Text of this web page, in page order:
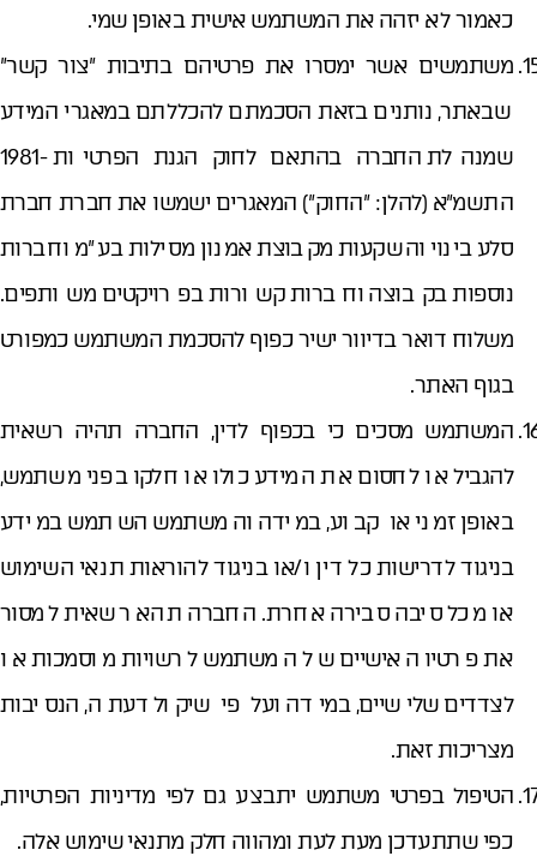
כאמור לא יזהה את המשתמש אישית באופן שמי.
משתמשים אשר ימסרו את פרטיהם בתיבות "צור קשר"
שבאתר, נותנים בזאת הסכמתם להכללתם במאגרי המידע
שמנהלת החברה בהתאם לחוק הגנת הפרטיות -1981
התשמ"א (להלן: "החוק") המאגרים ישמשו את חברת חברת
סלע בינוי והשקעות מקבוצת אמנון מסילות בע"מ וחברות
נוספות בקבוצה וחברות קשורות בפרויקטים משותפים.
משלוח דואר בדיוור ישיר כפוף להסכמת המשתמש כמפורט
בגוף האתר.
המשתמש מסכים כי בכפוף לדין, החברה תהיה רשאית
להגביל או לחסום את המידע כולו או חלקו בפני משתמש,
באופן זמני או קבוע, במידה והמשתמש השתמש במידע
בניגוד לדרישות כל דין ו/או בניגוד להוראות תנאי השימוש
או מכל סיבה סבירה אחרת. החברה תהא רשאית למסור
את פרטיו האישיים של המשתמש לרשויות מוסמכות או
לצדדים שלישיים, במידה ועל פי שיקול דעתה, הנסיבות
מצריכות זאת.
הטיפול בפרטי משתמש יתבצע גם לפי מדיניות הפרטיות,
כפי שתתעדכן מעת לעת ומהווה חלק מתנאי שימוש אלה.